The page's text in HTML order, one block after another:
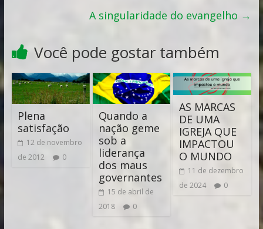
A singularidade do evangelho →
Você pode gostar também
Plena
satisfação
12 de novembro
de 2012
0
Quando a
nação geme
sob a
liderança
dos maus
governantes
15 de abril de
2018
0
AS MARCAS
DE UMA
IGREJA QUE
IMPACTOU
O MUNDO
11 de dezembro
de 2024
0